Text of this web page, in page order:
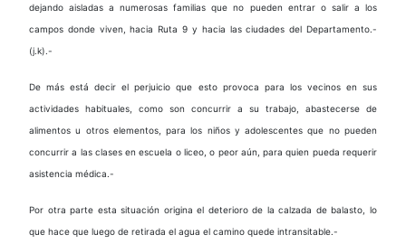
dejando aisladas a numerosas familias que no pueden entrar o salir a los
campos donde viven, hacia Ruta 9 y hacia las ciudades del Departamento.-
(j.k).-
De más está decir el perjuicio que esto provoca para los vecinos en sus
actividades habituales, como son concurrir a su trabajo, abastecerse de
alimentos u otros elementos, para los niños y adolescentes que no pueden
concurrir a las clases en escuela o liceo, o peor aún, para quien pueda requerir
asistencia médica.-
Por otra parte esta situación origina el deterioro de la calzada de balasto, lo
que hace que luego de retirada el agua el camino quede intransitable.-